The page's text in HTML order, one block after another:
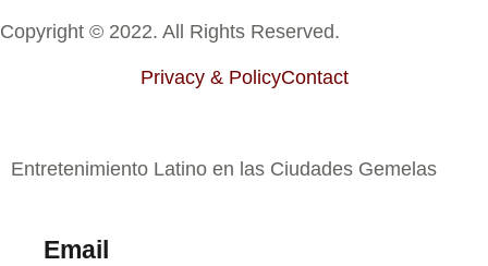
Copyright © 2022. All Rights Reserved.
Privacy & PolicyContact
Entretenimiento Latino en las Ciudades Gemelas
Email